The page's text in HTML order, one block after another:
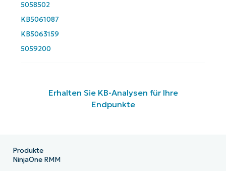
5058502
KB5061087
KB5063159
5059200
Erhalten Sie KB-Analysen für Ihre
Endpunkte
Produkte
NinjaOne RMM